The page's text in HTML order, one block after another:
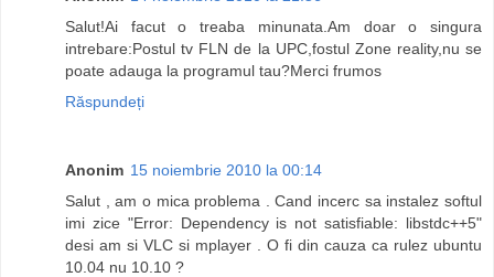
Salut!Ai facut o treaba minunata.Am doar o singura
intrebare:Postul tv FLN de la UPC,fostul Zone reality,nu se
poate adauga la programul tau?Merci frumos
Răspundeți
Anonim 15 noiembrie 2010 la 00:14
Salut , am o mica problema . Cand incerc sa instalez softul
imi zice "Error: Dependency is not satisfiable: libstdc++5"
desi am si VLC si mplayer . O fi din cauza ca rulez ubuntu
10.04 nu 10.10 ?